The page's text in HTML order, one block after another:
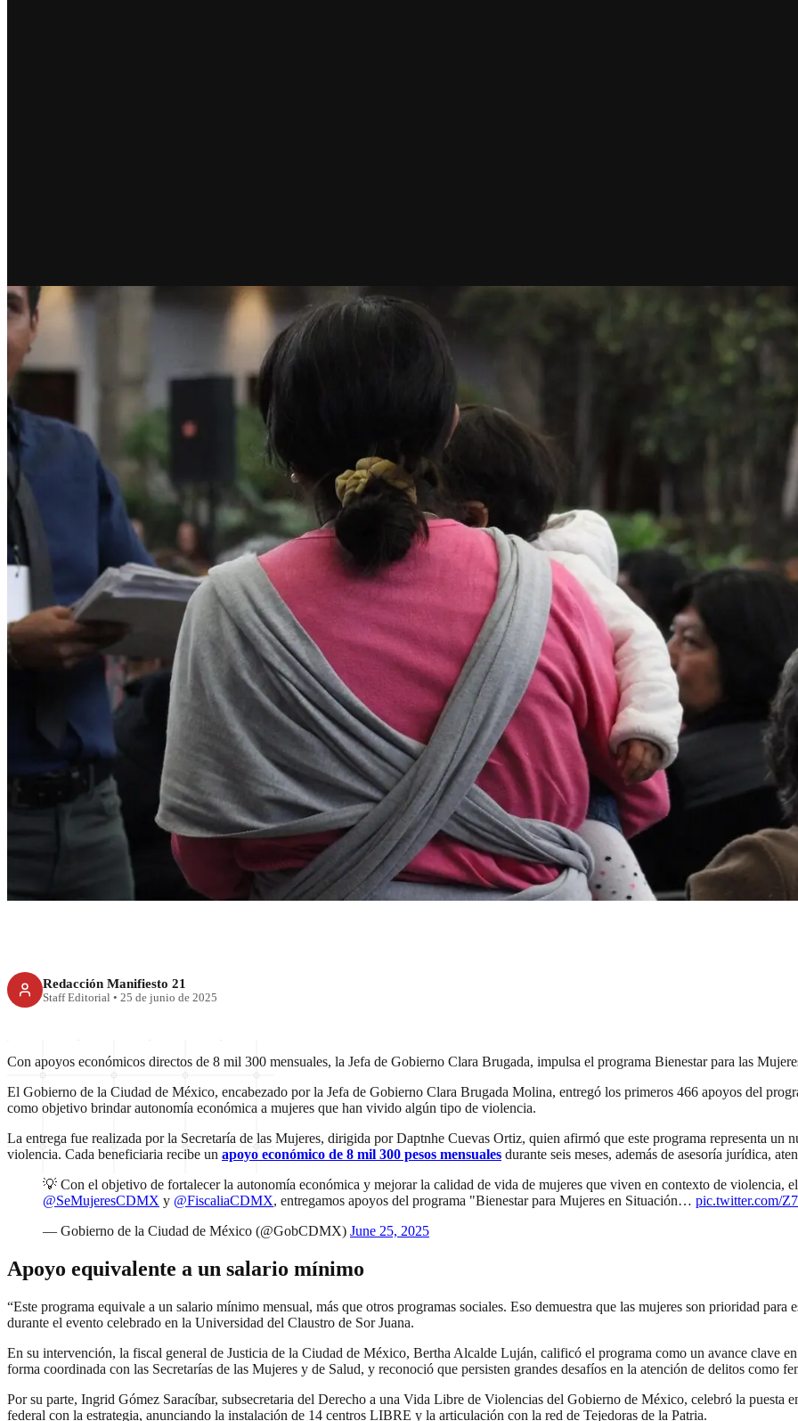
CDMX
CDMX brinda apoyo económico a
mujeres en situación de violencia
Redacción Manifiesto 21
Staff Editorial • 25 de junio de 2025
Con apoyos económicos directos de 8 mil 300 mensuales, la Jefa de Gobierno Clara Brugada, impulsa el programa Bienestar para las
El Gobierno de la Ciudad de México, encabezado por la Jefa de Gobierno Clara Brugada Molina, entregó los primeros 466 apoyos del
como objetivo brindar autonomía económica a mujeres que han vivido algún tipo de violencia.
La entrega fue realizada por la Secretaría de las Mujeres, dirigida por Daptnhe Cuevas Ortiz, quien afirmó que este programa representa
violencia. Cada beneficiaria recibe un apoyo económico de 8 mil 300 pesos mensuales durante seis meses, además de asesoría jurídica,
💡 Con el objetivo de fortalecer la autonomía económica y mejorar la calidad de vida de mujeres que viven en contexto de violencia,
@SeMujeresCDMX y @FiscaliaCDMX, entregamos apoyos del programa "Bienestar para Mujeres en Situación… pic.twitter.com/
— Gobierno de la Ciudad de México (@GobCDMX) June 25, 2025
Apoyo equivalente a un salario mínimo
“Este programa equivale a un salario mínimo mensual, más que otros programas sociales. Eso demuestra que las mujeres son prioridad
durante el evento celebrado en la Universidad del Claustro de Sor Juana.
En su intervención, la fiscal general de Justicia de la Ciudad de México, Bertha Alcalde Luján, calificó el programa como un avance clave
forma coordinada con las Secretarías de las Mujeres y de Salud, y reconoció que persisten grandes desafíos en la atención de delitos como
Por su parte, Ingrid Gómez Saracíbar, subsecretaria del Derecho a una Vida Libre de Violencias del Gobierno de México, celebró la puesta
federal con la estrategia, anunciando la instalación de 14 centros LIBRE y la articulación con la red de Tejedoras de la Patria.